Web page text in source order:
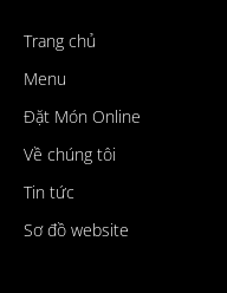
Trang chủ
Menu
Đặt Món Online
Về chúng tôi
Tin tức
Sơ đồ website